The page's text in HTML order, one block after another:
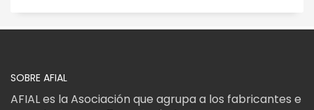
SOBRE AFIAL
AFIAL es la Asociación que agrupa a los fabricantes e